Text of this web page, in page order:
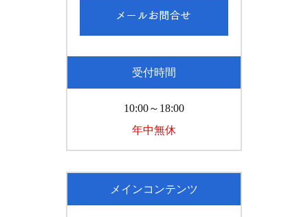
受付時間
10:00～18:00
年中無休
メインコンテンツ